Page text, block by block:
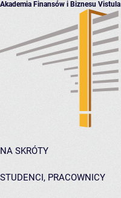
Akademia Finansów i Biznesu Vistula
NA SKRÓTY
STUDENCI, PRACOWNICY